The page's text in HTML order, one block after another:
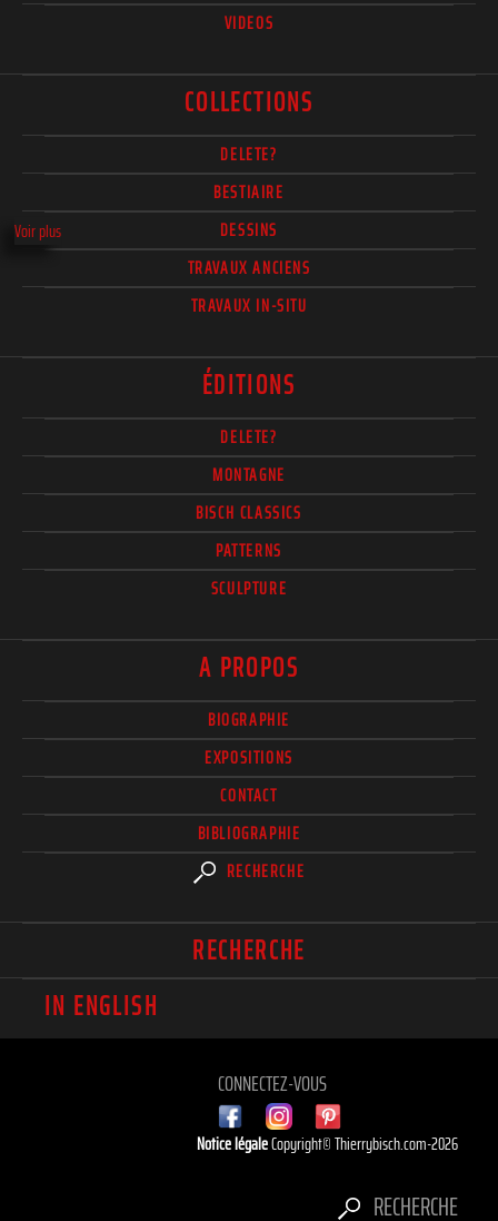
Voir plus
VIDEOS
COLLECTIONS
DELETE?
BESTIAIRE
DESSINS
TRAVAUX ANCIENS
TRAVAUX IN-SITU
ÉDITIONS
DELETE?
MONTAGNE
BISCH CLASSICS
PATTERNS
SCULPTURE
A PROPOS
BIOGRAPHIE
EXPOSITIONS
CONTACT
BIBLIOGRAPHIE
RECHERCHE
RECHERCHE
IN ENGLISH
CONNECTEZ-VOUS
Notice légaleCopyright© Thierrybisch.com-2026
RECHERCHE